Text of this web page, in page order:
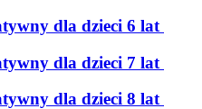
dla dzieci 6 lat
dla dzieci 7 lat
dla dzieci 8 lat